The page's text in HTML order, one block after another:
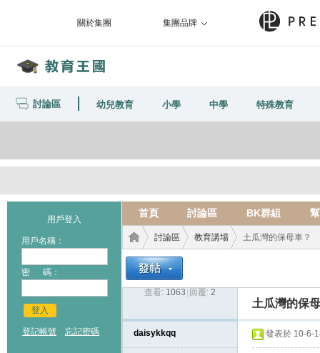
關於集團 集團品牌
討論區 幼兒教育 小學 中學 特殊教育
用戶登入
用戶名稱：
密 碼：
登入
登記帳號 忘記密碼
首頁 討論區 BK群組
討論區
›
教育講場 土瓜灣的保母車？
查看: 1063 回覆: 2
土瓜灣的保
daisykkqq 發表於 10-6-